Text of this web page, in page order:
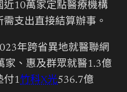
近10萬家定點醫療機構
支出直接結算辦事。
年跨省異地就醫聯網
家、惠及群眾就醫1.3億
付1竹科X光536.7億